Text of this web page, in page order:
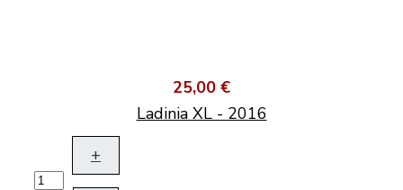
25,00 €
Ladinia XL - 2016
+